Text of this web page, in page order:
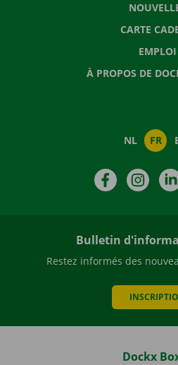
CARTE
EMPLOI
À PROPOS DE
NL FR
Facebook
Bulletin
Restez informés des
Dockx